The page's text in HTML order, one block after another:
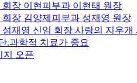
장 이현피부과 이현태 원장
장 김양제피부과 성재영 원장
재영 신임 회장 사랑의 지우개
.과학적 치료가 중요
지 오픈